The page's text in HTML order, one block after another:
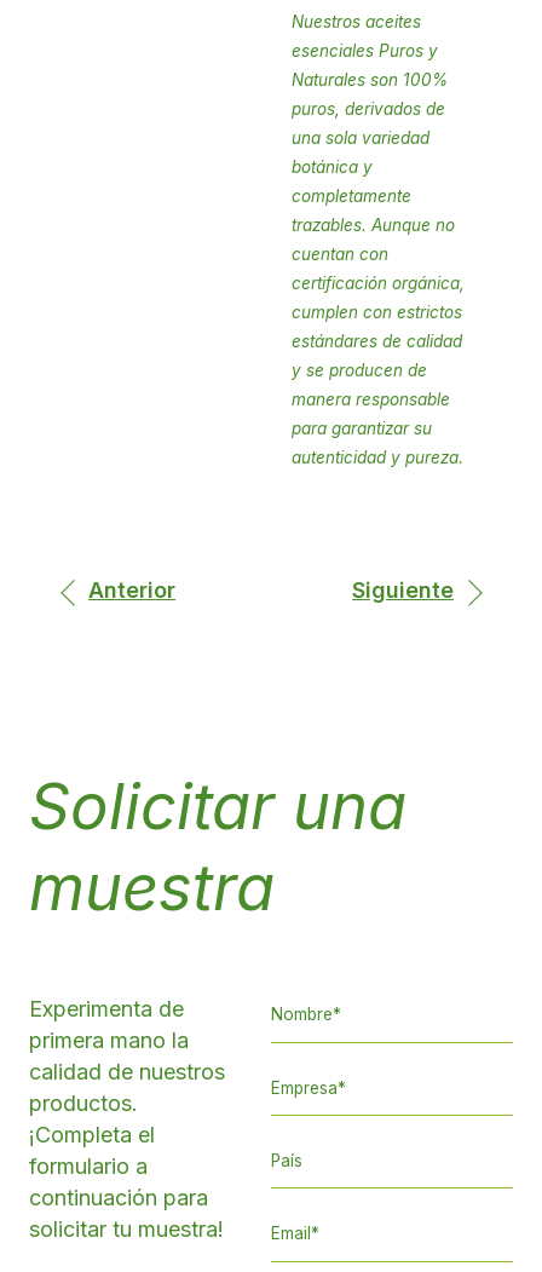
Nuestros aceites
esenciales Puros y
Naturales son 100%
puros, derivados de
una sola variedad
botánica y
completamente
trazables. Aunque no
cuentan con
certificación orgánica,
cumplen con estrictos
estándares de calidad
y se producen de
manera responsable
para garantizar su
autenticidad y pureza.
Anterior Siguiente
Solicitar una
muestra
Experimenta de
primera mano la
calidad de nuestros
productos.
¡Completa el
formulario a
continuación para
solicitar tu muestra!